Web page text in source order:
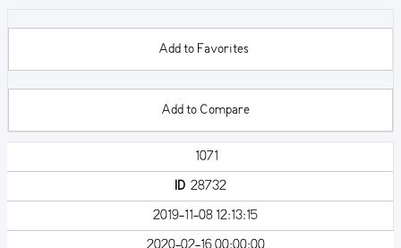
Add to Favorites
Add to Compare
1071
ID28732
2019-11-08 12:13:15